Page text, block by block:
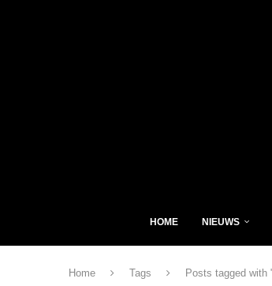
HOME NIEUWS
Home Tags Posts tagged with